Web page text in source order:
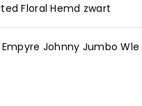
Floral Hemd zwart
Empyre Johnny Jumbo